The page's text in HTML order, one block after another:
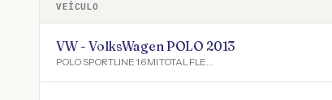
VEÍCULO
VW - VolksWagen POLO 2013
POLO SPORTLINE 1.6 MI TOTAL FLEX 8V 5P